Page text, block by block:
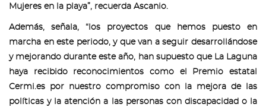
Mujeres en la playa”, recuerda Ascanio.
Además, señala, “los proyectos que hemos puesto en
marcha en este periodo, y que van a seguir desarrollándose
y mejorando durante este año, han supuesto que La Laguna
haya recibido reconocimientos como el Premio estatal
Cermi.es por nuestro compromiso con la mejora de las
políticas y la atención a las personas con discapacidad o la